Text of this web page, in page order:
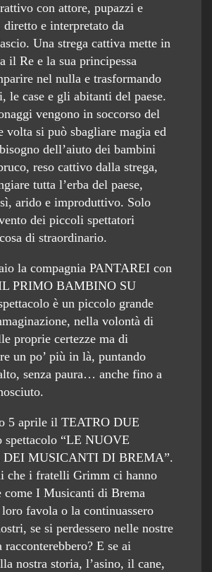
con attore, pupazzi e
e interpretato da
Una strega cattiva mette in
il Re e la sua principessa
nel nulla e trasformando
le case e gli abitanti del paese.
vengono in soccorso del
volta si può sbagliare magia ed
dell’aiuto dei bambini
reso cattivo dalla strega,
tutta l’erba del paese,
arido e improduttivo. Solo
dei piccoli spettatori
di straordinario.
la compagnia PANTAREI con
PRIMO BAMBINO SU
è un piccolo grande
nella volontà di
proprie certezze ma di
un po’ più in là, puntando
senza paura… anche fino a
5 aprile il TEATRO DUE
“LE NUOVE
DEI MUSICANTI DI BREMA”.
che i fratelli Grimm ci hanno
come I Musicanti di Brema
favola o la continuassero
se si perdessero nelle nostre
E se ai
nostra storia, l’asino, il cane,